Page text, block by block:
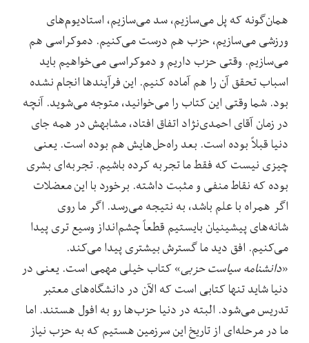
همان‌گونه که پل می‌سازیم، سد می‌سازیم، استادیوم‌های
ورزشی می‌سازیم، حزب هم درست می‌کنیم. دموکراسی هم
می‌سازیم. وقتی حزب داریم و دموکراسی می‌خواهیم باید
اسباب تحقق آن را هم آماده کنیم. این فرآیند‌ها انجام نشده
بود. شما وقتی این کتاب را می‌خوانید، متوجه می‌شوید. آنچه
در زمان آقای احمدی‌نژاد اتفاق افتاد، مشابهش در همه جای
دنیا قبلاً بوده است. بعد راه‌حل‌هایش هم بوده است. یعنی
چیزی نیست که فقط ما تجربه کرده باشیم. تجربه‌ای بشری
بوده که نقاط منفی و مثبت داشته. برخورد با این معضلات
اگر همراه با علم باشد، به نتیجه می‌رسد. اگر ما روی
شانه‌های پیشینیان بایستیم قطعاً چشم‌انداز وسیع تری پیدا
می‌کنیم. افق دید ما گسترش بیشتری پیدا می‌کند.
«دانشنامه سیاست حزبی» کتاب خیلی مهمی است. یعنی در
دنیا شاید تنها کتابی است که الآن در دانشگاه‌های معتبر
تدریس می‌شود. البته در دنیا حزب‌ها رو به افول هستند. اما
ما در مرحله‌ای از تاریخ این سرزمین هستیم که به حزب نیاز